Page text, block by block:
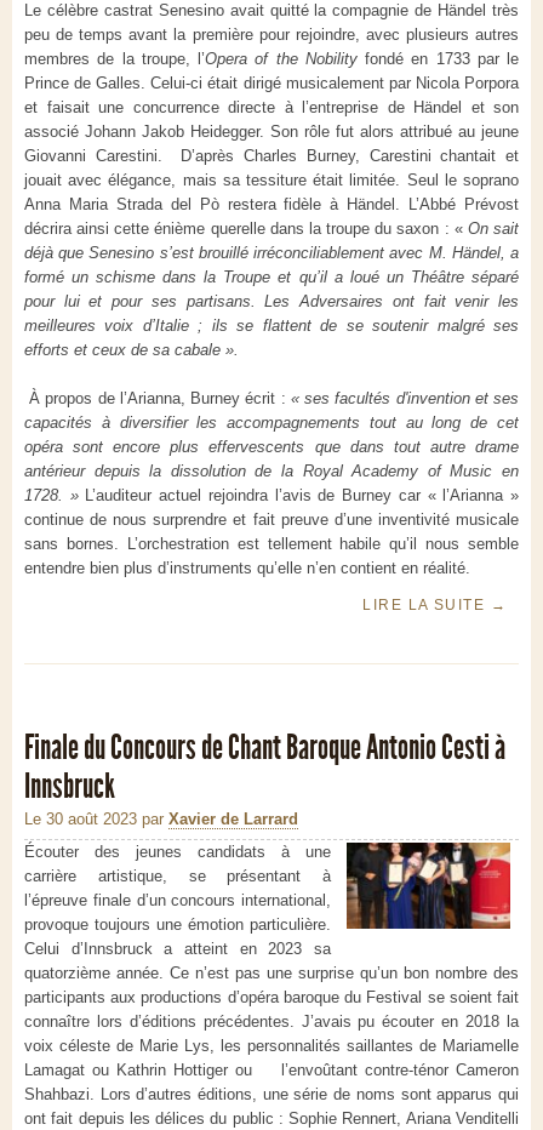
Le célèbre castrat Senesino avait quitté la compagnie de Händel très
peu de temps avant la première pour rejoindre, avec plusieurs autres
membres de la troupe, l’Opera of the Nobilityfondé en 1733 par le
Prince de Galles. Celui-ci était dirigé musicalement par Nicola Porpora
et faisait une concurrence directe à l’entreprise de Händel et son
associé Johann Jakob Heidegger. Son rôle fut alors attribué au jeune
Giovanni Carestini.
D’après Charles Burney, Carestini chantait et
jouait avec élégance, mais sa tessiture était limitée. Seul le soprano
Anna Maria Strada del Pò restera fidèle à Händel. L’Abbé Prévost
décrira ainsi cette énième querelle dans la troupe du saxon : «On sait
déjà que Senesino s’est brouillé irréconciliablement avec M. Händel, a
formé un schisme dans la Troupe et qu’il a loué un Théâtre séparé
pour lui et pour ses partisans. Les Adversaires ont fait venir les
meilleures voix d’Italie ; ils se flattent de se soutenir malgré ses
efforts et ceux de sa cabale ».
À propos de l’Arianna, Burney écrit : « ses facultés d'invention et ses
capacités à diversifier les accompagnements tout au long de cet
opéra sont encore plus effervescents que dans tout autre drame
antérieur depuis la dissolution de la Royal Academy of Music en
1728. »L’auditeur actuel rejoindra l’avis de Burney car « l’Arianna »
continue de nous surprendre et fait preuve d’une inventivité musicale
sans bornes. L’orchestration est tellement habile qu’il nous semble
entendre bien plus d’instruments qu’elle n’en contient en réalité.
LIRE LA SUITE →
Finale du Concours de Chant Baroque Antonio Cesti à
Innsbruck
Le 30 août 2023 par Xavier de Larrard
Écouter des jeunes candidats à une
carrière artistique, se présentant à
l’épreuve finale d’un concours international,
provoque toujours une émotion particulière.
Celui d’Innsbruck a atteint en 2023 sa
quatorzième année. Ce n’est pas une surprise qu’un bon nombre des
participants aux productions d’opéra baroque du Festival se soient fait
connaître lors d’éditions précédentes. J’avais pu écouter en 2018 la
voix céleste de Marie Lys, les personnalités saillantes de Mariamelle
Lamagat ou Kathrin Hottiger ou l’envoûtant contre-ténor Cameron
Shahbazi. Lors d’autres éditions, une série de noms sont apparus qui
ont fait depuis les délices du public : Sophie Rennert, Ariana Venditelli